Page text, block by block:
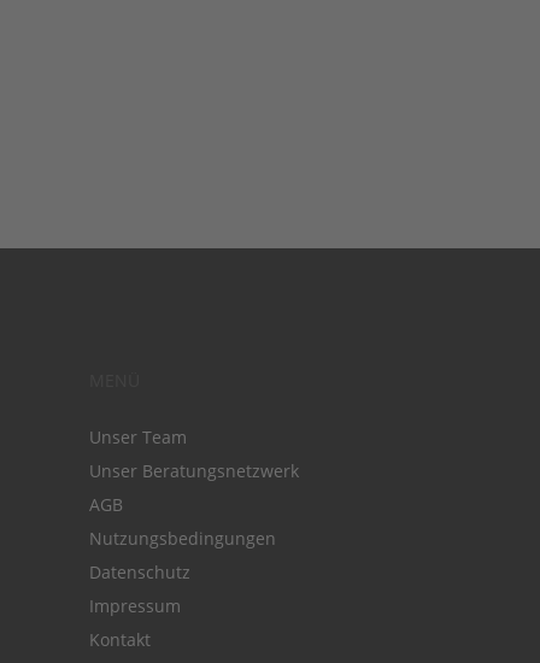
Unser Team
Unser Beratungsnetzwerk
AGB
Nutzungsbedingungen
Datenschutz
Impressum
Kontakt